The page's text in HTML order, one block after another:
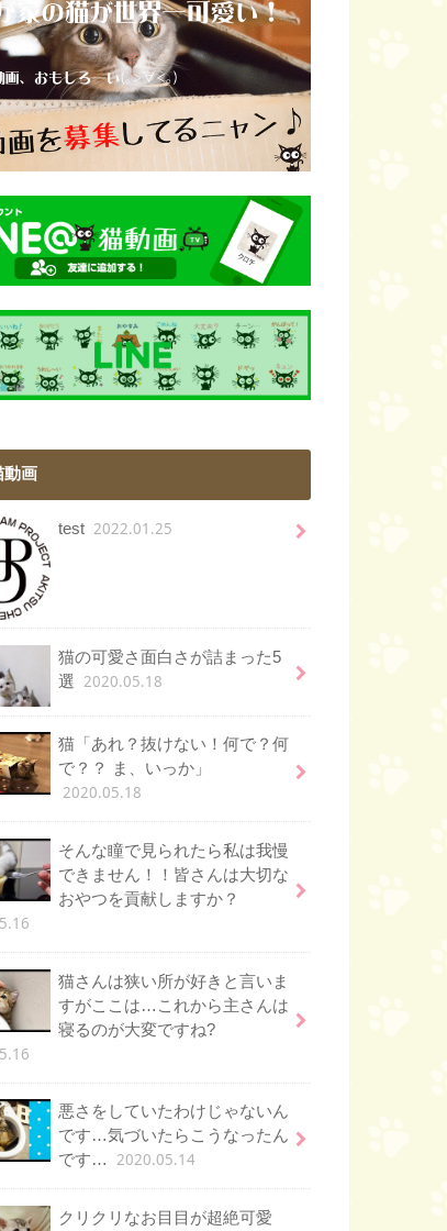
動画
test 2022.01.25
猫の可愛さ面白さが詰まった5
選 2020.05.18
猫「あれ？抜けない！何で？何
で？？ ま、いっか」
2020.05.18
そんな瞳で見られたら私は我慢
できません！！皆さんは大切な
おやつを貢献しますか？
猫さんは狭い所が好きと言いま
すがここは…これから主さんは
寝るのが大変ですね?
悪さをしていたわけじゃないん
です…気づいたらこうなったん
です…
2020.05.14
クリクリなお目目が超絶可愛